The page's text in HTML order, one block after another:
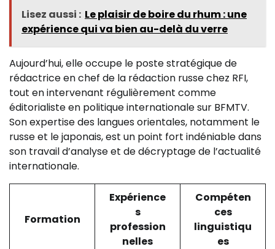
Lisez aussi : Le plaisir de boire du rhum : une
expérience qui va bien au-delà du verre
Aujourd’hui, elle occupe le poste stratégique de
rédactrice en chef de la rédaction russe chez RFI,
tout en intervenant régulièrement comme
éditorialiste en politique internationale sur BFMTV.
Son expertise des langues orientales, notamment le
russe et le japonais, est un point fort indéniable dans
son travail d’analyse et de décryptage de l’actualité
internationale.
Formation
Expérience
s
profession
nelles
Compéten
ces
linguistiqu
es